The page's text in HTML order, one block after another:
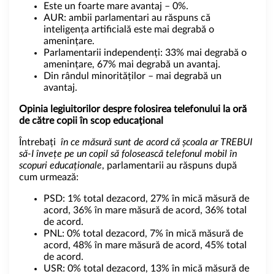
Este un foarte mare avantaj – 0%.
AUR: ambii parlamentari au răspuns că
inteligența artificială este mai degrabă o
amenințare.
Parlamentarii independenți: 33% mai degrabă o
amenințare, 67% mai degrabă un avantaj.
Din rândul minorităților – mai degrabă un
avantaj.
Opinia legiuitorilor despre folosirea telefonului la oră
de către copii în scop educațional
Întrebați în ce măsură sunt de acord că școala ar TREBUI
să-I învețe pe un copil să folosească telefonul mobil în
scopuri educaționale, parlamentarii au răspuns după
cum urmează:
PSD: 1% total dezacord, 27% în mică măsură de
acord, 36% în mare măsură de acord, 36% total
de acord.
PNL: 0% total dezacord, 7% în mică măsură de
acord, 48% în mare măsură de acord, 45% total
de acord.
USR: 0% total dezacord, 13% în mică măsură de